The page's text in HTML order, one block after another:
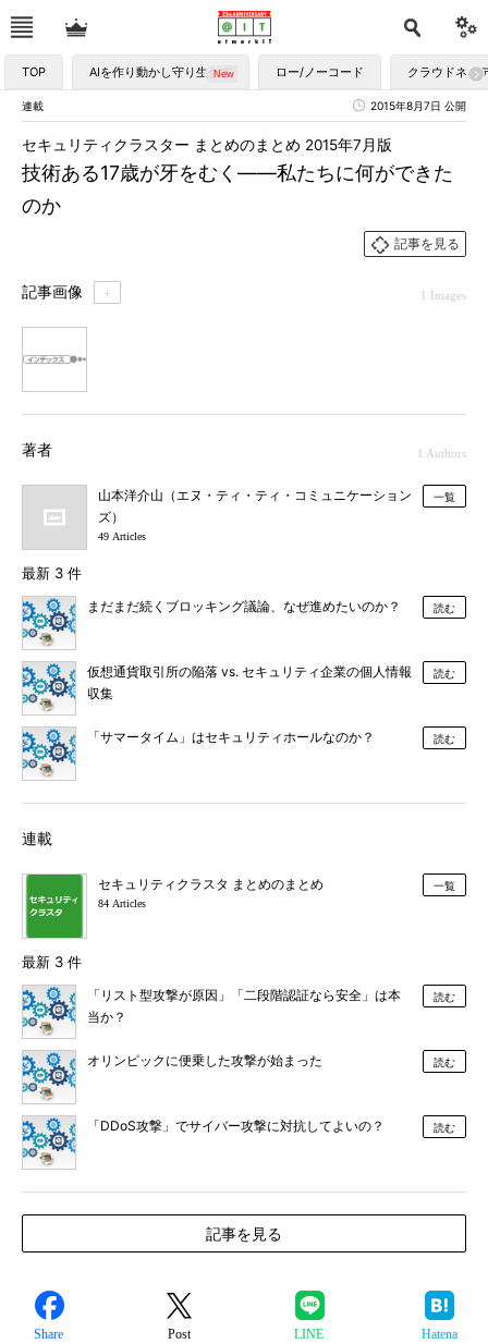
TOP AIを作り動かし守り生かす ロー/ノーコード クラウドネイ
連載 2015年8月7日 公開
技術ある17歳が牙をむく――私たちに何ができた
のか
セキュリティクラスター まとめのまとめ 2015年7月版
記事を見る
記事画像 ＋ 1 Images
著者 1 Authors
山本洋介山（エヌ・ティ・ティ・コミュニケーション
ズ）
49 Articles
一覧
最新 3 件
まだまだ続くブロッキング議論、なぜ進めたいのか？ 読む
仮想通貨取引所の陥落 vs. セキュリティ企業の個人情報
収集
読む
「サマータイム」はセキュリティホールなのか？ 読む
連載
セキュリティクラスタ まとめのまとめ
84 Articles
一覧
最新 3 件
「リスト型攻撃が原因」「二段階認証なら安全」は本
当か？
読む
オリンピックに便乗した攻撃が始まった 読む
「DDoS攻撃」でサイバー攻撃に対抗してよいの？ 読む
記事を見る
Share Post LINE Hatena